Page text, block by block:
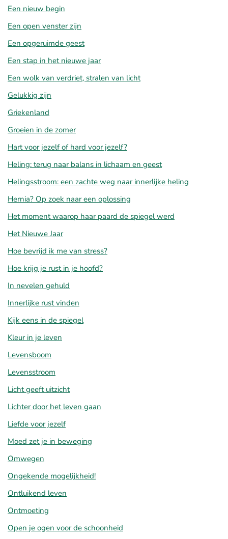
Een nieuw begin
Een open venster zijn
Een opgeruimde geest
Een stap in het nieuwe jaar
Een wolk van verdriet, stralen van licht
Gelukkig zijn
Griekenland
Groeien in de zomer
Hart voor jezelf of hard voor jezelf?
Heling: terug naar balans in lichaam en geest
Helingsstroom: een zachte weg naar innerlijke heling
Hernia? Op zoek naar een oplossing
Het moment waarop haar paard de spiegel werd
Het Nieuwe Jaar
Hoe bevrijd ik me van stress?
Hoe krijg je rust in je hoofd?
In nevelen gehuld
Innerlijke rust vinden
Kijk eens in de spiegel
Kleur in je leven
Levensboom
Levensstroom
Licht geeft uitzicht
Lichter door het leven gaan
Liefde voor jezelf
Moed zet je in beweging
Omwegen
Ongekende mogelijkheid!
Ontluikend leven
Ontmoeting
Open je ogen voor de schoonheid